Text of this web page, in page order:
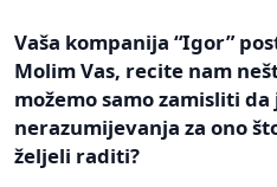
Vaša kompanija “Igor”
Molim Vas, recite nam
možemo samo zamisliti
nerazumijevanja za ono
željeli raditi?